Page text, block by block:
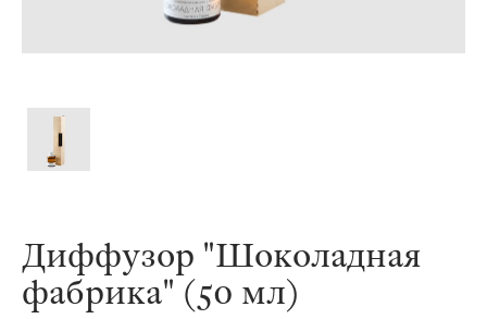
Диффузор "Шоколадная
фабрика" (50 мл)